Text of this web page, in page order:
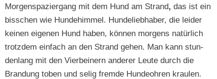
Mor­genspazier­gang mit dem Hund am Strand, das ist ein
biss­chen wie Hun­de­him­mel. Hun­delieb­haber, die lei­der
keinen eige­nen Hund haben, kön­nen mor­gens natür­lich
trotz­dem ein­fach an den Strand gehen. Man kann stun­
den­lang mit den Vier­bein­ern ander­er Leute durch die
Bran­dung toben und selig fremde Hun­deohren kraulen.